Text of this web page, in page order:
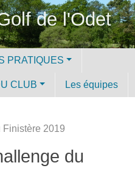
de l'Odet
PRATIQUES
CLUB Les équipes
2019
du